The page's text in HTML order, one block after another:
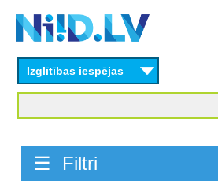
content
Izglītības iespējas
☰ Filtri